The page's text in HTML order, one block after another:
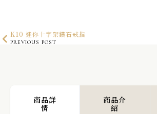
K10 迷你十字架鑽石戒指
PREVIOUS POST
商品詳
情
商品介
紹